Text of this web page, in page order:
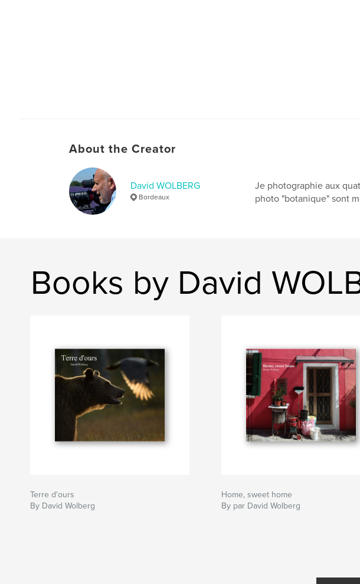
About the Creator
David WOLBERG
Bordeaux
Je photographie aux
photo "botanique" sont
Books by David
Terre d'ours
By David Wolberg
Home, sweet home
By par David Wolberg